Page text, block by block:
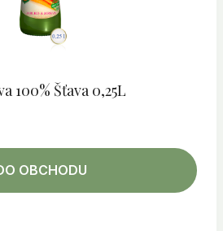
100% Šťava 0,25L
OBCHODU